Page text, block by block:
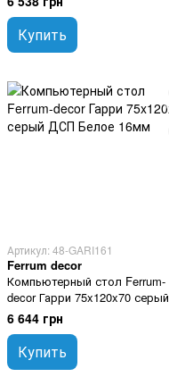
Купить
Артикул: 48-GARI161
Ferrum decor
Компьютерный стол Ferrum-
decor Гарри 75x120x70 серый
ДСП Белое 16мм
6 644 грн
Купить